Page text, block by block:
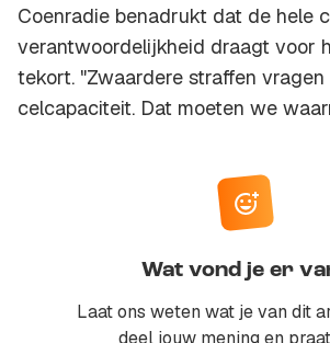
Coenradie benadrukt dat de hele
verantwoordelijkheid draagt voor
tekort. "Zwaardere straffen
celcapaciteit. Dat moeten we
Wat vond je er
Laat ons weten wat je van dit